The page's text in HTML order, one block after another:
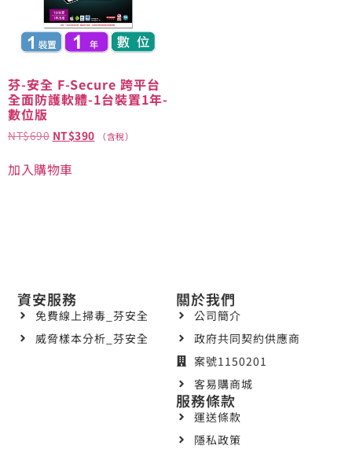
芬-安全 F-Secure 跨平台
全面防護軟體-1台裝置1年-
數位版
NT$690 NT$390 （含稅）
加入購物車
關於我們
公司簡介
政府共同契約供應商
案號1150201
客易購商城
資安服務
免費線上掃毒_芬安全
威脅樣本分析_芬安全
服務條款
運送條款
隱私政策